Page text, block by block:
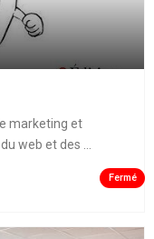
marketing et
web et des ...
Fermé